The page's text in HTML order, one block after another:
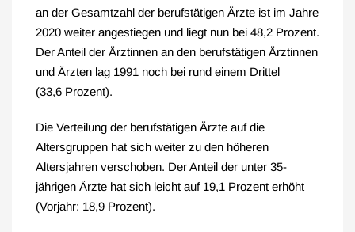
an der Gesamtzahl der berufstätigen Ärzte ist im Jahre
2020 weiter angestiegen und liegt nun bei 48,2 Prozent.
Der Anteil der Ärztinnen an den berufstätigen Ärztinnen
und Ärzten lag 1991 noch bei rund einem Drittel
(33,6 Prozent).
Die Verteilung der berufstätigen Ärzte auf die
Altersgruppen hat sich weiter zu den höheren
Altersjahren verschoben. Der Anteil der unter 35-
jährigen Ärzte hat sich leicht auf 19,1 Prozent erhöht
(Vorjahr: 18,9 Prozent).